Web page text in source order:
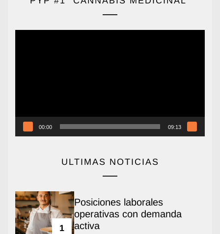
00:00 09:13
ULTIMAS NOTICIAS
1
Posiciones laborales
operativas con demanda
activa